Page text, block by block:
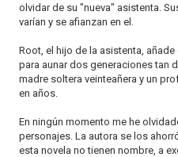
olvidar de su "nueva" asistenta.
varían y se afianzan en el.
Root, el hijo de la asistenta,
para aunar dos generaciones tan
madre soltera veinteañera y un
en años.
En ningún momento me he
personajes. La autora se los
esta novela no tienen nombre, a